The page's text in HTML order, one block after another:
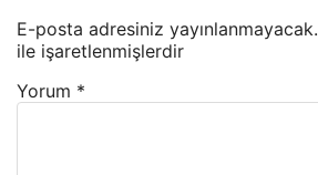
E-posta adresiniz yayınlanmayacak.
ile işaretlenmişlerdir
Yorum *